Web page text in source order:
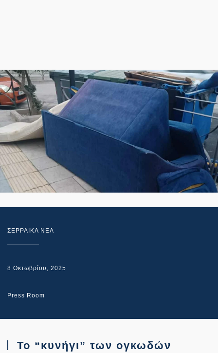
ΣΕΡΡΑΙΚΑ ΝΕΑ
8 Οκτωβρίου, 2025
Press Room
Το “κυνήγι” των ογκωδών